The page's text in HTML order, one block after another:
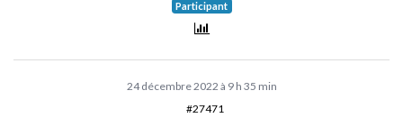
Participant
24 décembre 2022 à 9 h 35 min
#27471